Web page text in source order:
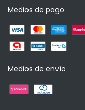
Medios de pago
Medios de envío